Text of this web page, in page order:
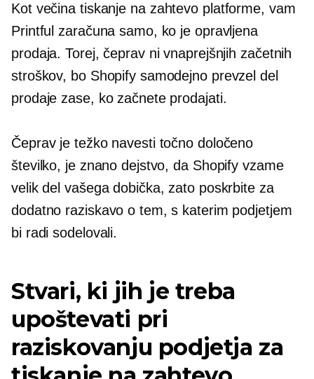
Kot večina tiskanje na zahtevo platforme, vam
Printful zaračuna samo, ko je opravljena
prodaja. Torej, čeprav ni vnaprejšnjih začetnih
stroškov, bo Shopify samodejno prevzel del
prodaje zase, ko začnete prodajati.
Čeprav je težko navesti točno določeno
številko, je znano dejstvo, da Shopify vzame
velik del vašega dobička, zato poskrbite za
dodatno raziskavo o tem, s katerim podjetjem
bi radi sodelovali.
Stvari, ki jih je treba
upoštevati pri
raziskovanju podjetja za